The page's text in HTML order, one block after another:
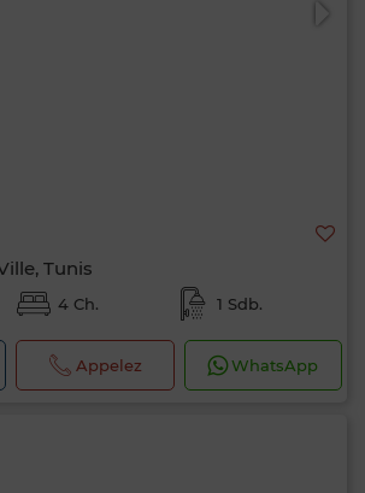
Tunis
4 Ch. 1 Sdb.
Appelez WhatsApp